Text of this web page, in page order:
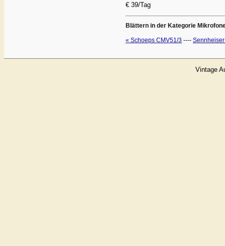
€ 39/Tag
Blättern in der Kategorie
« Schoeps CMV51/3 ----
Vintage